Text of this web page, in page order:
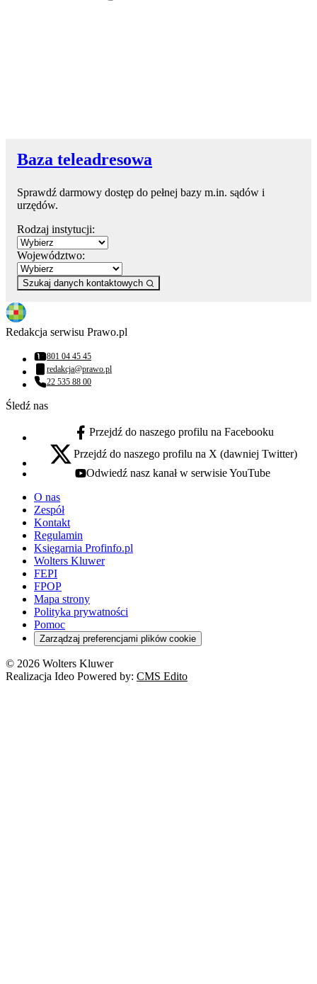
Baza teleadresowa
Sprawdź darmowy dostęp do pełnej bazy m.in. sądów i
urzędów.
Rodzaj instytucji:
Województwo:
Szukaj danych kontaktowych
Redakcja serwisu Prawo.pl
Numer telefonu:
801 04 45 45
Adres email:
redakcja@prawo.pl
Numer telefonu:
22 535 88 00
Śledź nas
facebook - otwiera się w nowej karcie
Przejdź do naszego profilu na Facebooku
x - otwiera się w nowej karcie
Przejdź do naszego profilu na X (dawniej Twitter)
youtube - otwiera się w nowej karcie
Odwiedź nasz kanał w serwisie YouTube
O nas
Zespół
Kontakt
Regulamin
Księgarnia Profinfo.pl
Wolters Kluwer
FEPI
FPOP
Mapa strony
Polityka prywatności
Pomoc
Zarządzaj preferencjami plików cookie
© 2026 Wolters Kluwer
Realizacja Ideo Powered by: CMS Edito